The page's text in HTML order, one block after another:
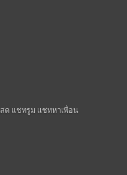
แชทรูม แชทหาเพื่อน